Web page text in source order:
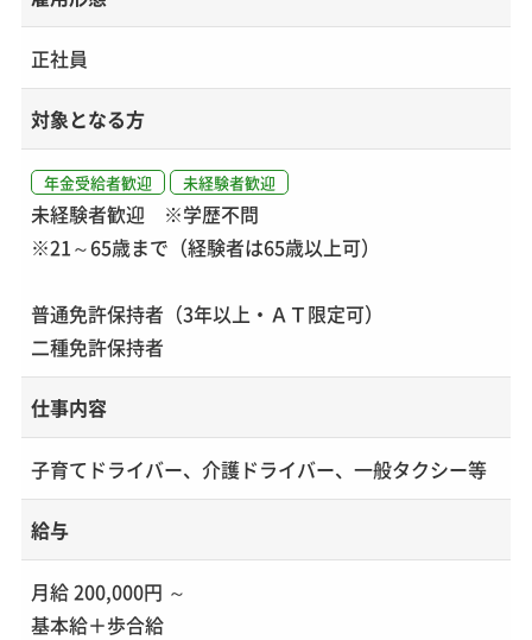
正社員
対象となる方
年金受給者歓迎 未経験者歓迎
未経験者歓迎 ※学歴不問
※21～65歳まで（経験者は65歳以上可）
普通免許保持者（3年以上・ＡＴ限定可）
二種免許保持者
仕事内容
子育てドライバー、介護ドライバー、一般タクシー等
給与
月給 200,000円 ～
基本給＋歩合給